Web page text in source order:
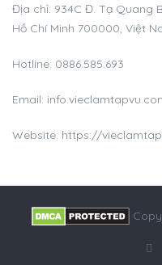
Địa chỉ: 934C Đ. Tạ Quang
Hồ Chí Minh 700000, Việt
Hotline: 0886.585.693
Email:
Website: https://